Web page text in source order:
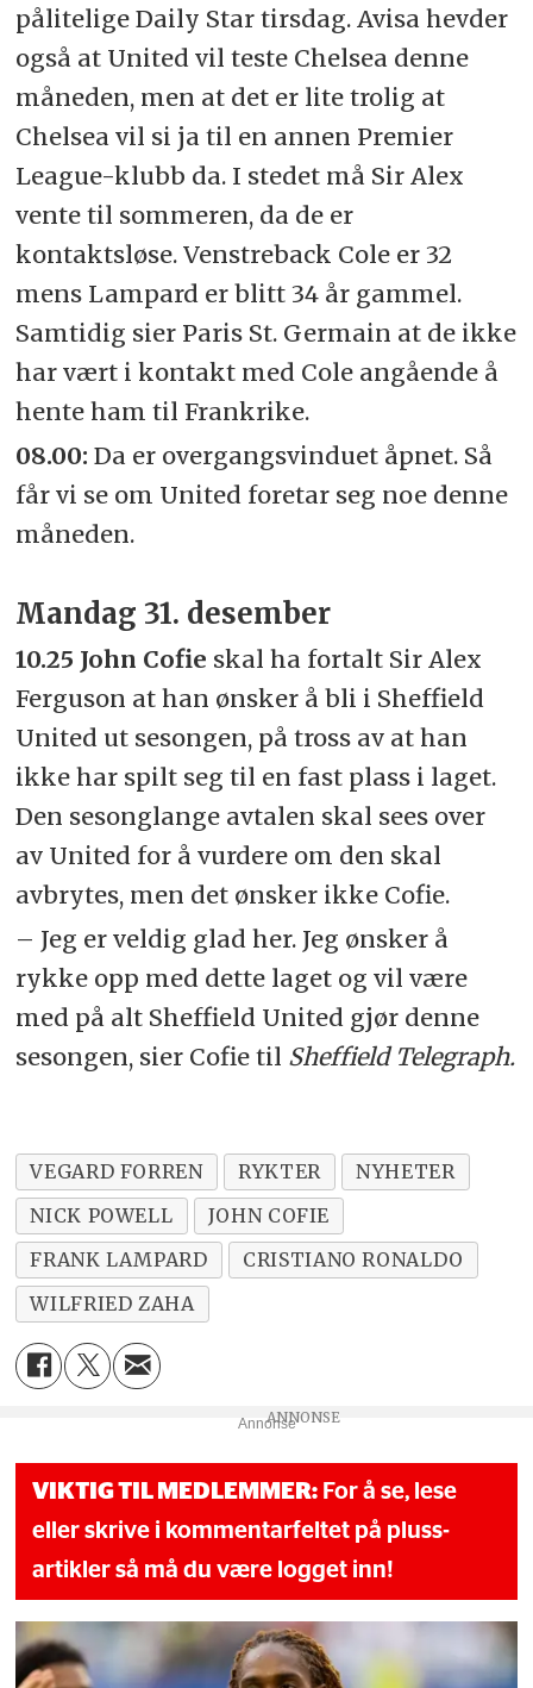
pålitelige Daily Star tirsdag. Avisa hevder
også at United vil teste Chelsea denne
måneden, men at det er lite trolig at
Chelsea vil si ja til en annen Premier
League-klubb da. I stedet må Sir Alex
vente til sommeren, da de er
kontaktsløse. Venstreback Cole er 32
mens Lampard er blitt 34 år gammel.
Samtidig sier Paris St. Germain at de ikke
har vært i kontakt med Cole angående å
hente ham til Frankrike.
08.00: Da er overgangsvinduet åpnet. Så
får vi se om United foretar seg noe denne
måneden.
Mandag 31. desember
10.25 John Cofie skal ha fortalt Sir Alex
Ferguson at han ønsker å bli i Sheffield
United ut sesongen, på tross av at han
ikke har spilt seg til en fast plass i laget.
Den sesonglange avtalen skal sees over
av United for å vurdere om den skal
avbrytes, men det ønsker ikke Cofie.
– Jeg er veldig glad her. Jeg ønsker å
rykke opp med dette laget og vil være
med på alt Sheffield United gjør denne
sesongen, sier Cofie til Sheffield Telegraph.
VEGARD FORREN RYKTER
NYHETER
NICK POWELL
JOHN COFIE
FRANK LAMPARD
CRISTIANO RONALDO
WILFRIED ZAHA
Annonse
VIKTIG TIL MEDLEMMER: For å se, lese
eller skrive i kommentarfeltet på pluss-
artikler så må du være logget inn!